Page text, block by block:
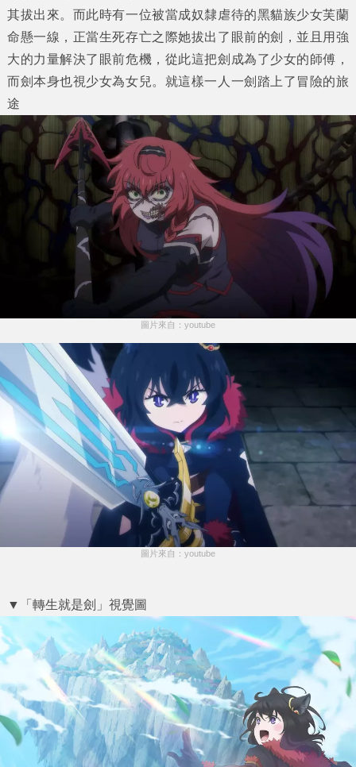
其拔出來。而此時有一位被當成奴隸虐待的黑貓族少女芙蘭
命懸一線，正當生死存亡之際她拔出了眼前的劍，並且用強
大的力量解決了眼前危機，從此這把劍成為了少女的師傅，
而劍本身也視少女為女兒。就這樣一人一劍踏上了冒險的旅
途
圖片來自：youtube
圖片來自：youtube
▼「轉生就是劍」視覺圖